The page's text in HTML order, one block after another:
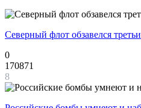
Северный флот обзавелся
0
170871
8